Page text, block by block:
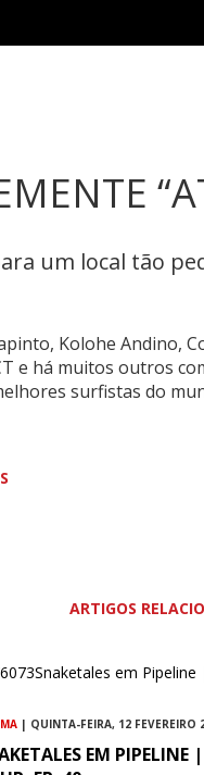
um local tão
Kolohe Andino,
e há muitos outros
surfistas do
ARTIGOS
| QUINTA-FEIRA, 12 FEVEREIRO
EM PIPELINE